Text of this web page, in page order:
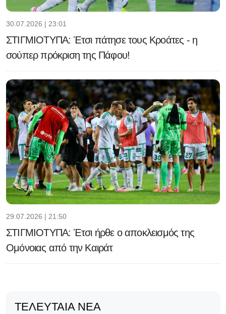
30.07.2026 | 23:01
ΣΤΙΓΜΙΟΤΥΠΑ: Έτσι πάτησε τους Κροάτες - η
σούπερ πρόκριση της Πάφου!
29.07.2026 | 21:50
ΣΤΙΓΜΙΟΤΥΠΑ: Έτσι ήρθε ο αποκλεισμός της
Ομόνοιας από την Καιράτ
ΤΕΛΕΥΤΑΊΑ ΝΈΑ